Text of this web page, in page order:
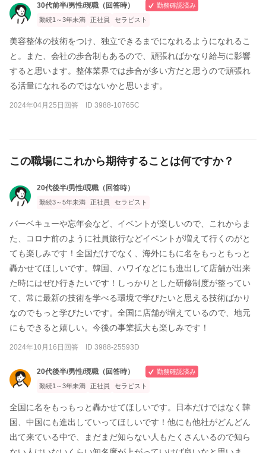
30代前半/男性/現職（回答時）
勤務確認済み
勤続1～3年未満
正社員 セラピスト
美容整体の技術をつけ、独立できるまでになれるようになれるこ
と。また、会社の歩合制もあるので、頑張ればかなり給与に影響
すると思います。整体業界では歩合が多い方だと思うので頑張れ
る活量になれるのではないかと思います。
2024年04月25日回答 ID 3988-10765C
この職場にこれから期待することは何ですか？
20代後半/男性/現職（回答時）
勤続3～5年未満 正社員 セラピスト
バーベキューや忘年会など、イベントが楽しいので、これからま
た、コロナ前のように社員旅行などイベントが増えて行くのがと
ても楽しみです！全国だけでなく、海外にもに名をもっともっと
轟かせてほしいです。韓国、ハワイなどにも進出して店舗が出来
た時にはぜひ行きたいです！しっかりとした研修制度が整ってい
て、常に最新の技術を学べる環境で学びたいと思える技術ばかり
なのでもっと学びたいです。全国に店舗が増えているので、地元
にもできると嬉しい。今後の事業拡大も楽しみです！
2024年10月16日回答 ID 3988-25593D
20代後半/男性/現職（回答時）
勤務確認済み
勤続1～3年未満
正社員 セラピスト
全国に名をもっもっと轟かせてほしいです。日本だけではなく韓
国、中国にも進出していってほしいです！他にも他社がどんどん
出て来ている中で、まだまだ知らない人もたくさんいるので知ら